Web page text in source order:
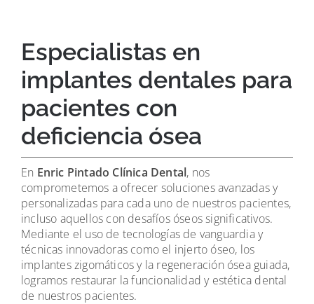
Especialistas en
implantes dentales para
pacientes con
deficiencia ósea
En Enric Pintado Clínica Dental, nos
comprometemos a ofrecer soluciones avanzadas y
personalizadas para cada uno de nuestros pacientes,
incluso aquellos con desafíos óseos significativos.
Mediante el uso de tecnologías de vanguardia y
técnicas innovadoras como el injerto óseo, los
implantes zigomáticos y la regeneración ósea guiada,
logramos restaurar la funcionalidad y estética dental
de nuestros pacientes.